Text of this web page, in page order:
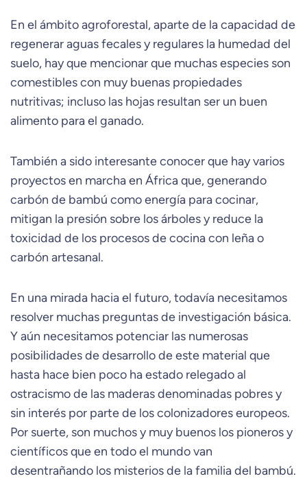
En el ámbito agroforestal, aparte de la capacidad de
regenerar aguas fecales y regulares la humedad del
suelo, hay que mencionar que muchas especies son
comestibles con muy buenas propiedades
nutritivas; incluso las hojas resultan ser un buen
alimento para el ganado.
También a sido interesante conocer que hay varios
proyectos en marcha en África que, generando
carbón de bambú como energía para cocinar,
mitigan la presión sobre los árboles y reduce la
toxicidad de los procesos de cocina con leña o
carbón artesanal.
En una mirada hacia el futuro, todavía necesitamos
resolver muchas preguntas de investigación básica.
Y aún necesitamos potenciar las numerosas
posibilidades de desarrollo de este material que
hasta hace bien poco ha estado relegado al
ostracismo de las maderas denominadas pobres y
sin interés por parte de los colonizadores europeos.
Por suerte, son muchos y muy buenos los pioneros y
científicos que en todo el mundo van
desentrañando los misterios de la familia del bambú.